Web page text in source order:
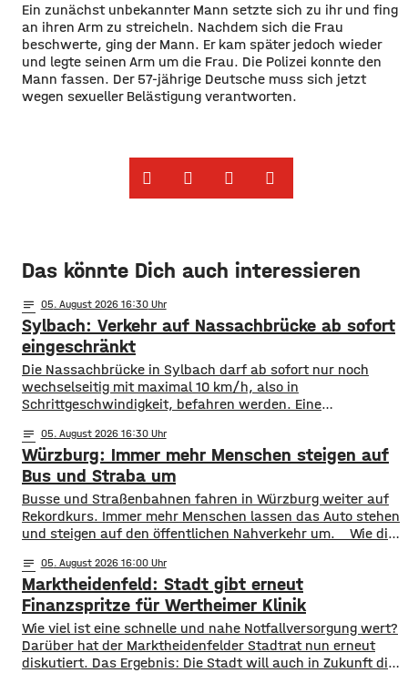
Ein zunächst unbekannter Mann setzte sich zu ihr und fing
an ihren Arm zu streicheln. Nachdem sich die Frau
beschwerte, ging der Mann. Er kam später jedoch wieder
und legte seinen Arm um die Frau. Die Polizei konnte den
Mann fassen. Der 57-jährige Deutsche muss sich jetzt
wegen sexueller Belästigung verantworten.
Das könnte Dich auch interessieren
notes 05. August 2026 16:30
Sylbach: Verkehr auf Nassachbrücke ab sofort
eingeschränkt
Die Nassachbrücke in Sylbach darf ab sofort nur noch
wechselseitig mit maximal 10 km/h, also in
Schrittgeschwindigkeit, befahren werden. Eine
Landratsamt am Mittwochnachmittag veröffentlicht.
Hintergrund ist das der Schwerlastverkehr aufgrund der
kurzfristigen Sperrung der Nassachbrücke in Haßfurt
deutlich zugenommen hat. Durch die Begrenzung der
Höchstgeschwindigkeit soll das über 50 Jahre
notes 05. August 2026 16:30
Würzburg: Immer mehr Menschen steigen auf
Bus und Straba um
​​Busse und Straßenbahnen fahren in Würzburg weiter auf
Rekordkurs. Immer mehr Menschen lassen das Auto stehen
und steigen auf den öffentlichen Nahverkehr um. ​Wie die
so viele Fahrgäste transportiert wie nie zuvor. Insgesamt
waren knapp 18 Millionen Menschen im öffentlichen
Nahverkehr unterwegs. ​Besonders deutlich zeigt sich
notes 05. August 2026 16:00
Marktheidenfeld: Stadt gibt erneut
Finanzspritze für Wertheimer Klinik
​​Wie viel ist eine schnelle und nahe Notfallversorgung wert?
Darüber hat der Marktheidenfelder Stadtrat nun erneut
diskutiert. Das Ergebnis: Die Stadt will auch in Zukunft die